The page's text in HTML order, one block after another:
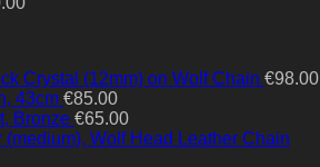
Crystal (12mm) on Wolf Chain €98.00
43cm €85.00
Bronze €65.00
(medium), Wolf Head Leather Chain